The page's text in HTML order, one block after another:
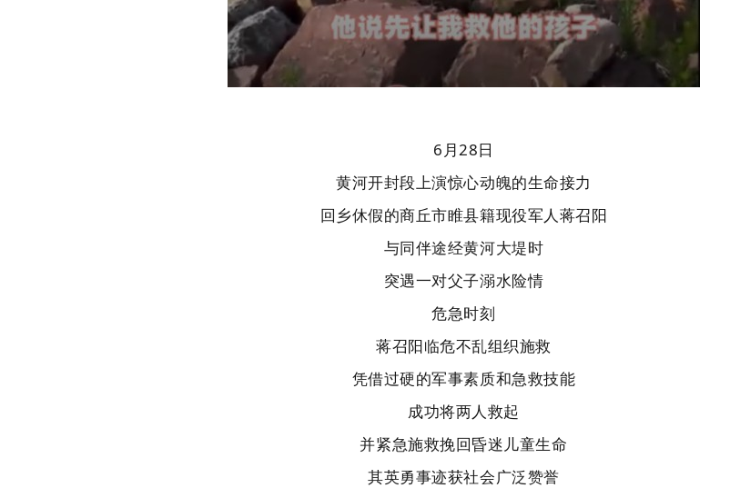
6月28日
黄河开封段上演惊心动魄的生命接力
回乡休假的商丘市睢县籍现役军人蒋召阳
与同伴途经黄河大堤时
突遇一对父子溺水险情
危急时刻
蒋召阳临危不乱组织施救
凭借过硬的军事素质和急救技能
成功将两人救起
并紧急施救挽回昏迷儿童生命
其英勇事迹获社会广泛赞誉